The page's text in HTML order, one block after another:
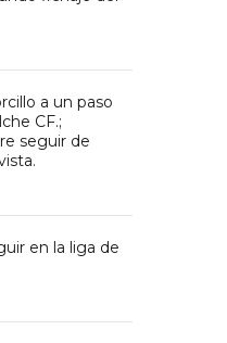
a un paso
CF.;
seguir de
en la liga de